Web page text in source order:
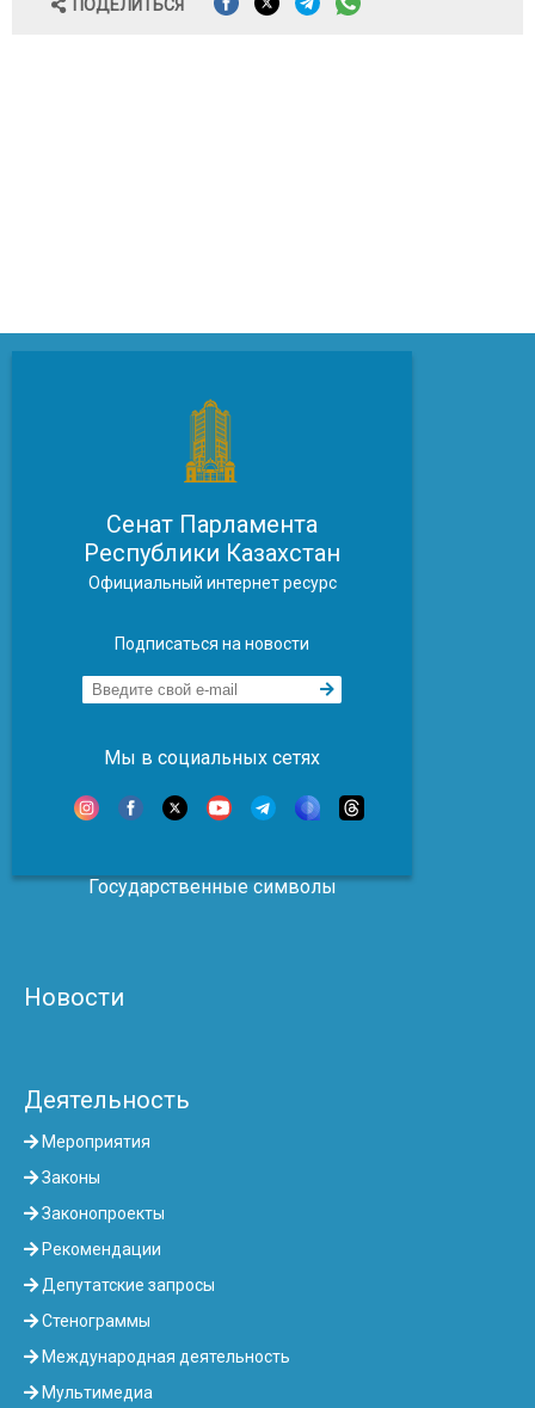
ПОДЕЛИТЬСЯ
Сенат Парламента
Республики Казахстан
Официальный интернет ресурс
Подписаться на новости
Мы в социальных сетях
Государственные символы
Новости
Деятельность
Мероприятия
Законы
Законопроекты
Рекомендации
Депутатские запросы
Стенограммы
Международная деятельность
Мультимедиа